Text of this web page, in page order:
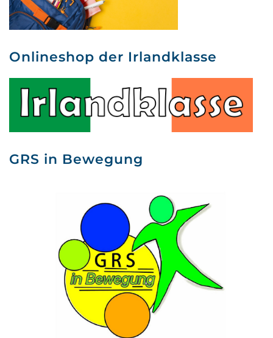
Onlineshop der Irlandklasse
GRS in Bewegung